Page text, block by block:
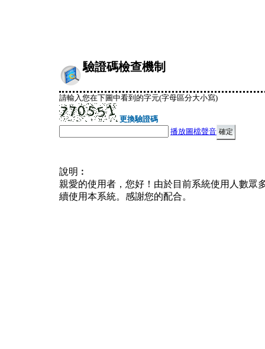
驗證碼檢查機制
請輸入您在下圖中看到的字元(字母區分大小寫)
更換驗證碼
播放圖檔聲音
說明︰
親愛的使用者，您好！由於目前系統使用人數眾
續使用本系統。感謝您的配合。